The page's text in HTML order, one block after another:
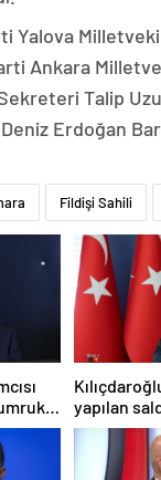
Yalova
Ankara
Sekreteri Talip
Erdoğan
Fildişi Sahili
yapılan